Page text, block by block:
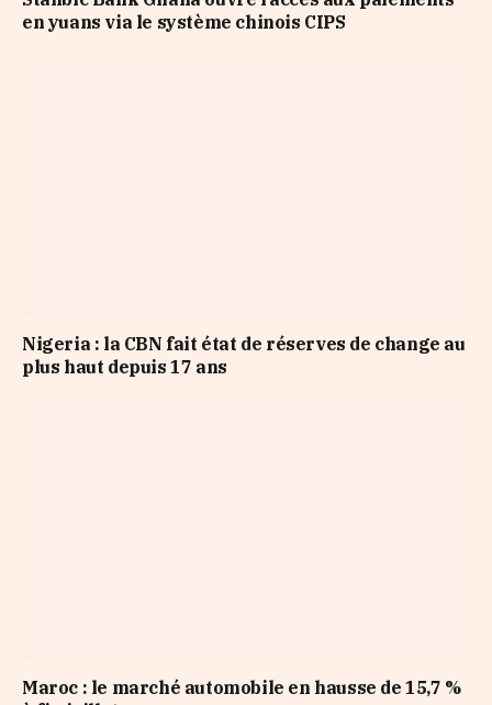
en yuans via le système chinois CIPS
Nigeria : la CBN fait état de réserves de change au
plus haut depuis 17 ans
Maroc : le marché automobile en hausse de 15,7 %